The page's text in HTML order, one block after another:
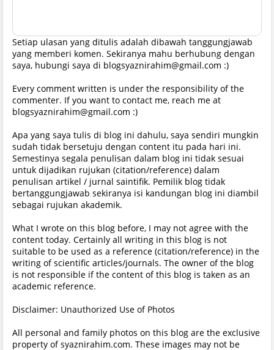
Setiap ulasan yang ditulis adalah dibawah tanggungjawab
yang memberi komen. Sekiranya mahu berhubung dengan
saya, hubungi saya di blogsyaznirahim@gmail.com :)
Every comment written is under the responsibility of the
commenter. If you want to contact me, reach me at
blogsyaznirahim@gmail.com :)
Apa yang saya tulis di blog ini dahulu, saya sendiri mungkin
sudah tidak bersetuju dengan content itu pada hari ini.
Semestinya segala penulisan dalam blog ini tidak sesuai
untuk dijadikan rujukan (citation/reference) dalam
penulisan artikel / jurnal saintifik. Pemilik blog tidak
bertanggungjawab sekiranya isi kandungan blog ini diambil
sebagai rujukan akademik.
What I wrote on this blog before, I may not agree with the
content today. Certainly all writing in this blog is not
suitable to be used as a reference (citation/reference) in the
writing of scientific articles/journals. The owner of the blog
is not responsible if the content of this blog is taken as an
academic reference.
Disclaimer: Unauthorized Use of Photos
All personal and family photos on this blog are the exclusive
property of syaznirahim.com. These images may not be